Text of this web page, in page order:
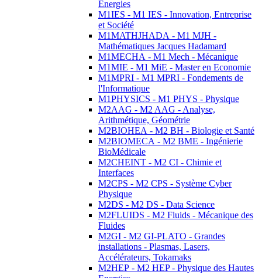
Energies
M1IES - M1 IES - Innovation, Entreprise
et Société
M1MATHJHADA - M1 MJH -
Mathématiques Jacques Hadamard
M1MECHA - M1 Mech - Mécanique
M1MIE - M1 MiE - Master en Economie
M1MPRI - M1 MPRI - Fondements de
l'Informatique
M1PHYSICS - M1 PHYS - Physique
M2AAG - M2 AAG - Analyse,
Arithmétique, Géométrie
M2BIOHEA - M2 BH - Biologie et Santé
M2BIOMECA - M2 BME - Ingénierie
BioMédicale
M2CHEINT - M2 CI - Chimie et
Interfaces
M2CPS - M2 CPS - Système Cyber
Physique
M2DS - M2 DS - Data Science
M2FLUIDS - M2 Fluids - Mécanique des
Fluides
M2GI - M2 GI-PLATO - Grandes
installations - Plasmas, Lasers,
Accélérateurs, Tokamaks
M2HEP - M2 HEP - Physique des Hautes